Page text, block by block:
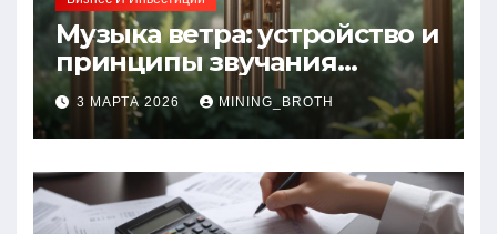
Музыка ветра: устройство и
принципы звучания
колокольчиков
3 МАРТА 2026 MINING_BROTH